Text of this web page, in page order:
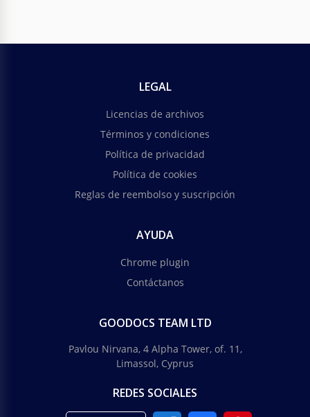
LEGAL
Licencias de archivos
Términos y condiciones
Política de privacidad
Política de cookies
Reglas de reembolso y suscripción
AYUDA
Chrome plugin
Contáctanos
GOODOCS TEAM LTD
Pavlou Nirvana, 4 Alpha Tower, of. 11,
Limassol, Cyprus
REDES SOCIALES